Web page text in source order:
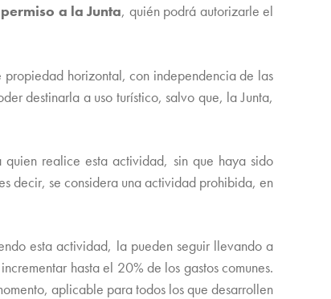
a la Junta, quién podrá autorizarle el
horizontal, con independencia de las
destinarla a uso turístico, salvo que, la Junta,
realice esta actividad, sin que haya sido
decir, se considera una actividad prohibida, en
esta actividad, la pueden seguir llevando a
hasta el 20% de los gastos comunes.
aplicable para todos los que desarrollen